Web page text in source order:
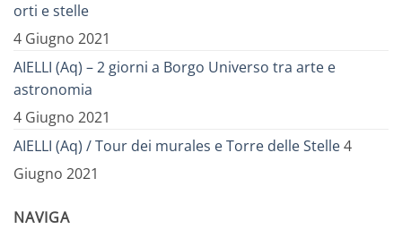
orti e stelle
4 Giugno 2021
AIELLI (Aq) – 2 giorni a Borgo Universo tra arte e
astronomia
4 Giugno 2021
AIELLI (Aq) / Tour dei murales e Torre delle Stelle4
Giugno 2021
NAVIGA